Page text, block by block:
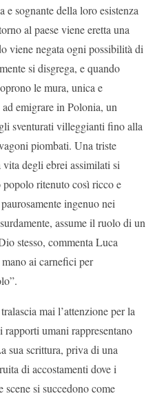
e sognante della loro esistenza
al paese viene eretta una
viene negata ogni possibilità di
si disgrega, e quando
le mura, unica e
emigrare in Polonia, un
sventurati villeggianti fino alla
piombati. Una triste
vita degli ebrei assimilati si
popolo ritenuto così ricco e
ingenuo nei
assume il ruolo di un
stesso, commenta Luca
ai carnefici per
mai l’attenzione per la
rapporti umani rappresentano
sua scrittura, priva di una
di accostamenti dove i
si succedono come